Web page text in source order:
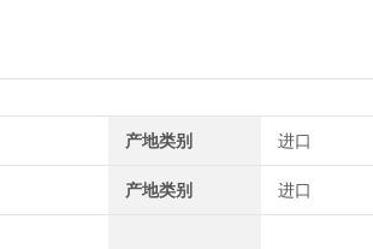
产地类别 进口
产地类别 进口